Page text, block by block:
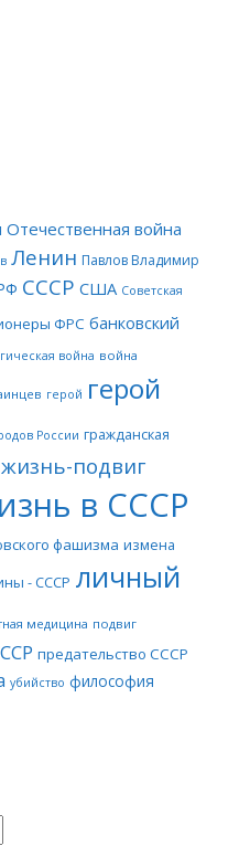
Отечественная война
Ленин Павлов Владимир
СССР США Советская
ФРС банковский
война война
герой герой
России гражданская
жизнь-подвиг
в СССР
фашизма измена
- СССР личный
медицина подвиг
предательство СССР
убийство философия